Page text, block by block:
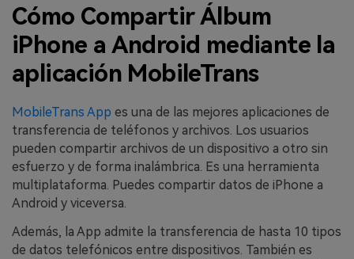
Cómo Compartir Álbum
iPhone a Android mediante la
aplicación MobileTrans
MobileTrans App es una de las mejores aplicaciones de
transferencia de teléfonos y archivos. Los usuarios
pueden compartir archivos de un dispositivo a otro sin
esfuerzo y de forma inalámbrica. Es una herramienta
multiplataforma. Puedes compartir datos de iPhone a
Android y viceversa.
Además, la App admite la transferencia de hasta 10 tipos
de datos telefónicos entre dispositivos. También es